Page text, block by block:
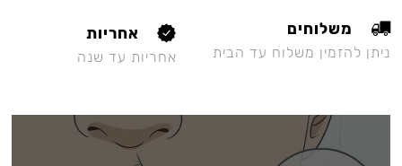
משלוחים
ניתן להזמין משלוח עד הבית
אחריות
אחריות עד שנה